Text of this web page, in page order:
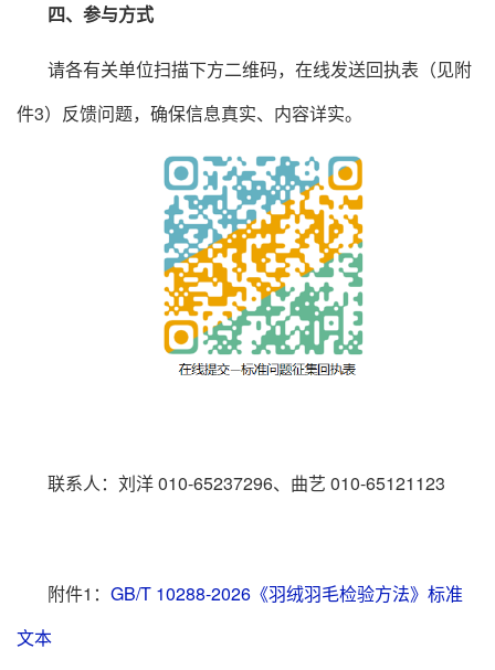
四、参与方式
请各有关单位扫描下方二维码，在线发送回执表（见附
件3）反馈问题，确保信息真实、内容详实。
联系人：刘洋 010-65237296、曲艺 010-65121123
附件1： GB/T 10288-2026《羽绒羽毛检验方法》标准
文本